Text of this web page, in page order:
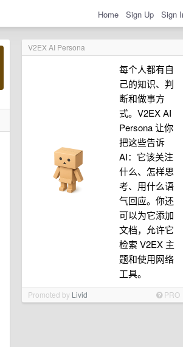
Home Sign Up Sign
V2EX AI Persona
每个人都有自
己的知识、判
断和做事方
式。V2EX AI
Persona 让你
把这些告诉
AI：它该关注
什么、怎样思
考、用什么语
气回应。你还
可以为它添加
文档，允许它
检索 V2EX 主
题和使用网络
工具。
Promoted by Livid PRO